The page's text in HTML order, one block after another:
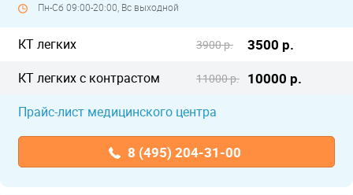
Пн-Сб 09:00-20:00, Вс выходной
КТ легких 3900 р. 3500 р.
КТ легких с контрастом 11000 р. 10000 р.
Прайс-лист медицинского центра
8 (495) 204-31-00